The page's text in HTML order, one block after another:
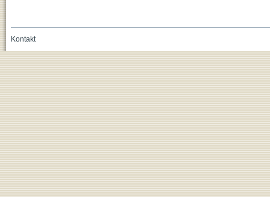
Kontakt